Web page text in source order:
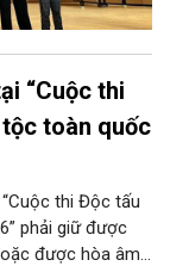
“Cuộc thi
toàn quốc
thi Độc tấu
phải giữ được
được hòa âm,